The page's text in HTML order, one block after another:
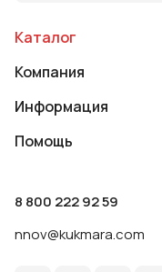
Каталог
Компания
Информация
Помощь
8 800 222 92 59
nnov@kukmara.com